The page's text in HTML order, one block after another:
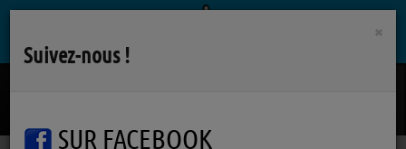
×
Suivez-nous !
SUR FACEBOOK